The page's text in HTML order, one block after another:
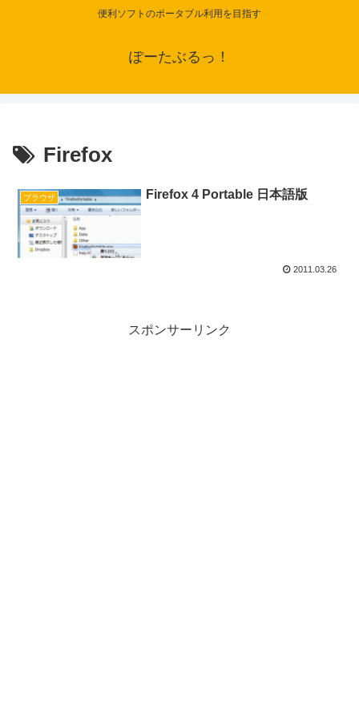
便利ソフトのポータブル利用を目指す
ぽーたぶるっ！
Firefox
ブラウザ Firefox 4 Portable 日本語版
2011.03.26
スポンサーリンク